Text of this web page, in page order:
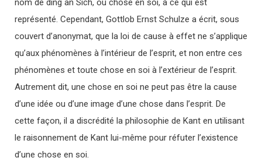
nom de ding an Sich, ou chose en soi, à ce qui est
représenté. Cependant, Gottlob Ernst Schulze a écrit, sous
couvert d’anonymat, que la loi de cause à effet ne s’applique
qu’aux phénomènes à l’intérieur de l’esprit, et non entre ces
phénomènes et toute chose en soi à l’extérieur de l’esprit.
Autrement dit, une chose en soi ne peut pas être la cause
d’une idée ou d’une image d’une chose dans l’esprit. De
cette façon, il a discrédité la philosophie de Kant en utilisant
le raisonnement de Kant lui-même pour réfuter l’existence
d’une chose en soi.